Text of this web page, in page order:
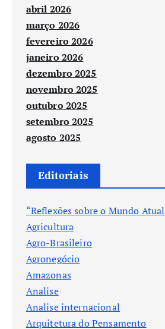
abril 2026
março 2026
fevereiro 2026
janeiro 2026
dezembro 2025
novembro 2025
outubro 2025
setembro 2025
agosto 2025
Editoriais
“Reflexões sobre o Mundo
Agricultura
Agro-Brasileiro
Agronegócio
Amazonas
Analise
Analise internacional
Arquitetura do Pensamento